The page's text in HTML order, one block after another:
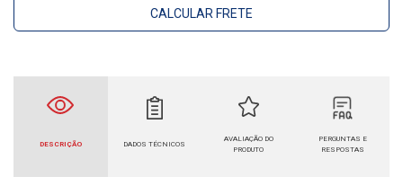
CALCULAR FRETE
DESCRIÇÃO DADOS TÉCNICOS
AVALIAÇÃO DO
PRODUTO
PERGUNTAS E
RESPOSTAS